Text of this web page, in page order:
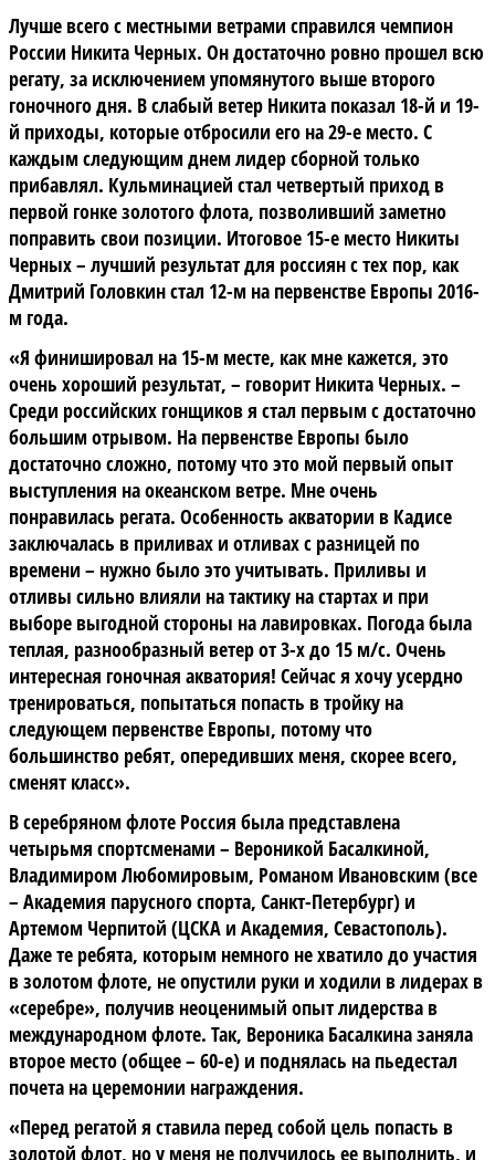
Лучше всего с местными ветрами справился чемпион
России Никита Черных. Он достаточно ровно прошел всю
регату, за исключением упомянутого выше второго
гоночного дня. В слабый ветер Никита показал 18-й и 19-
й приходы, которые отбросили его на 29-е место. С
каждым следующим днем лидер сборной только
прибавлял. Кульминацией стал четвертый приход в
первой гонке золотого флота, позволивший заметно
поправить свои позиции. Итоговое 15-е место Никиты
Черных – лучший результат для россиян с тех пор, как
Дмитрий Головкин стал 12-м на первенстве Европы 2016-
м года.
«Я финишировал на 15-м месте, как мне кажется, это
очень хороший результат, – говорит Никита Черных. –
Среди российских гонщиков я стал первым с достаточно
большим отрывом. На первенстве Европы было
достаточно сложно, потому что это мой первый опыт
выступления на океанском ветре. Мне очень
понравилась регата. Особенность акватории в Кадисе
заключалась в приливах и отливах с разницей по
времени – нужно было это учитывать. Приливы и
отливы сильно влияли на тактику на стартах и при
выборе выгодной стороны на лавировках. Погода была
теплая, разнообразный ветер от 3-х до 15 м/с. Очень
интересная гоночная акватория! Сейчас я хочу усердно
тренироваться, попытаться попасть в тройку на
следующем первенстве Европы, потому что
большинство ребят, опередивших меня, скорее всего,
сменят класс».
В серебряном флоте Россия была представлена
четырьмя спортсменами – Вероникой Басалкиной,
Владимиром Любомировым, Романом Ивановским (все
– Академия парусного спорта, Санкт-Петербург) и
Артемом Черпитой (ЦСКА и Академия, Севастополь).
Даже те ребята, которым немного не хватило до участия
в золотом флоте, не опустили руки и ходили в лидерах в
«серебре», получив неоценимый опыт лидерства в
международном флоте. Так, Вероника Басалкина заняла
второе место (общее – 60-е) и поднялась на пьедестал
почета на церемонии награждения.
«Перед регатой я ставила перед собой цель попасть в
золотой флот, но у меня не получилось ее выполнить, и